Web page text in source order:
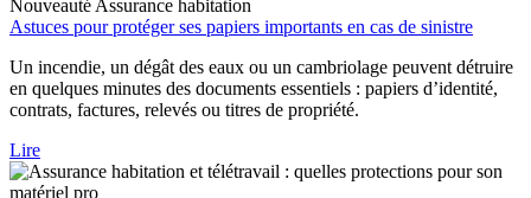
Nouveauté Assurance habitation
Astuces pour protéger ses papiers importants en cas de sinistre
Un incendie, un dégât des eaux ou un cambriolage peuvent détruire
en quelques minutes des documents essentiels : papiers d’identité,
contrats, factures, relevés ou titres de propriété.
Lire